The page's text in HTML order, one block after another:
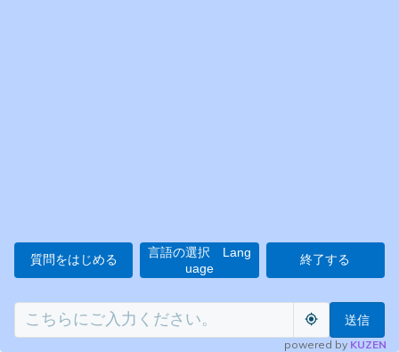
質問をはじめる
言語の選択 Lang
uage
終了する
送信
powered by KUZEN